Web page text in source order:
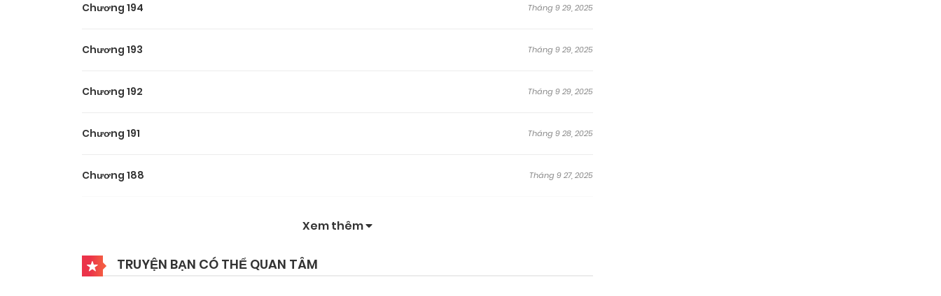
Chương 194 Tháng 9 29, 2025
Chương 193 Tháng 9 29, 2025
Chương 192 Tháng 9 29, 2025
Chương 191 Tháng 9 28, 2025
Chương 188 Tháng 9 27, 2025
Chương 186
Xem thêm
TRUYỆN BẠN CÓ THỂ QUAN TÂM